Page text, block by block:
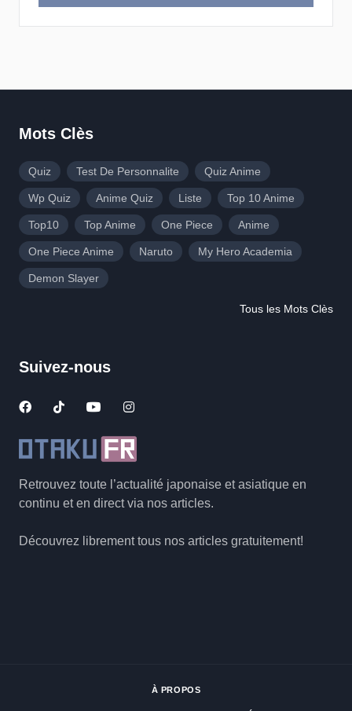
Retrouvez toute l’actualité japonaise et asiatique en
continu et en direct via nos articles.
Découvrez librement tous nos articles gratuitement!
Mots Clès
Quiz Test De Personnalite Quiz Anime
Wp Quiz Anime Quiz Liste Top 10 Anime
Top10 Top Anime One Piece Anime
One Piece Anime Naruto My Hero Academia
Demon Slayer
Tous les Mots Clès
Suivez-nous
À PROPOS